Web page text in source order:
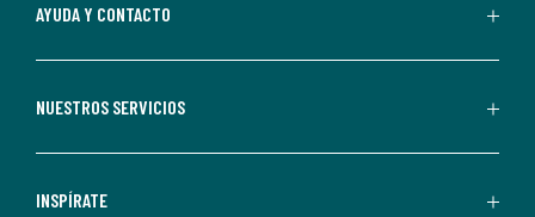
aceptas
comerciales
personalizadas
AYUDA Y CONTACTO
NUESTROS SERVICIOS
INSPÍRATE